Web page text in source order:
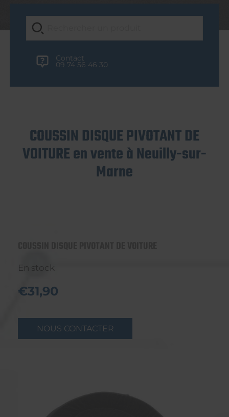
Contact
09 74 56 46 30
COUSSIN DISQUE PIVOTANT DE
VOITURE en vente à Neuilly-sur-
Marne
En stock
€31,90
NOUS CONTACTER